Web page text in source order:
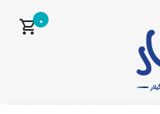
shopping_cart0